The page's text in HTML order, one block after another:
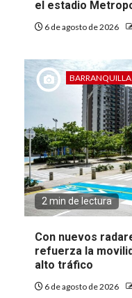
el estadio
6 de agosto de 2026
BARRANQUILLA
2 min de lectura
Con nuevos
refuerza la
alto tráfico
6 de agosto de 2026